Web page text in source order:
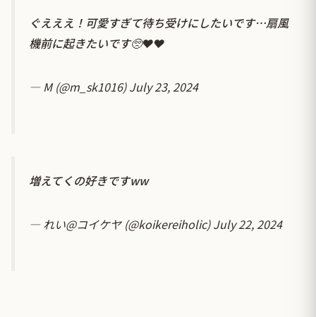
ぐえええ！可愛すぎて待ち受けにしたいです…扇風
機前に起きたいです🥺❤️❤️
— M (@m_sk1016)July 23, 2024
増えてくの好きですww
— れい@コイケヤ (@koikereiholic)July 22, 2024